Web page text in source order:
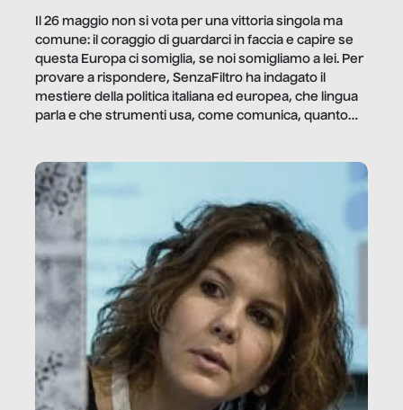
Il 26 maggio non si vota per una vittoria singola ma
comune: il coraggio di guardarci in faccia e capire se
questa Europa ci somiglia, se noi somigliamo a lei. Per
provare a rispondere, SenzaFiltro ha indagato il
mestiere della politica italiana ed europea, che lingua
parla e che strumenti usa, come comunica, quanto